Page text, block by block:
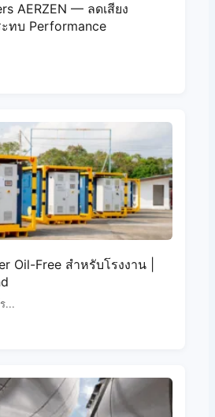
AERZEN — ลดเสียง
ทบ Performance
Oil-Free สำหรับโรงงาน |
...